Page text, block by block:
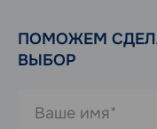
ПОМОЖЕМ
ВЫБОР